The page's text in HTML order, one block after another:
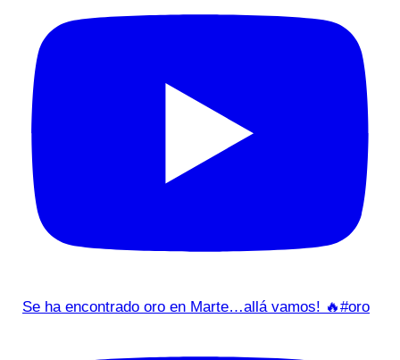
Se ha encontrado oro en Marte…allá vamos! 🔥#oro